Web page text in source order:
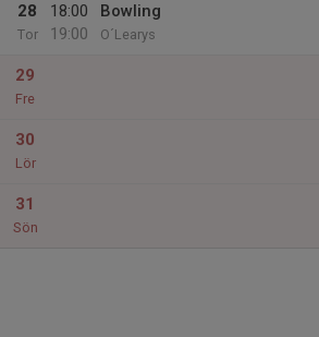
28
Tor
18:00
19:00
Bowling
O´Learys
29
Fre
30
Lör
31
Sön